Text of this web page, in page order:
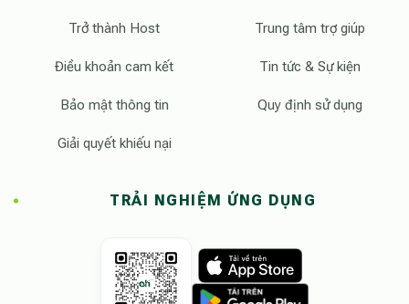
Trở thành Host
Điều khoản cam kết
Bảo mật thông tin
Giải quyết khiếu nại
Trung tâm trợ giúp
Tin tức & Sự kiện
Quy định sử dụng
TRẢI NGHIỆM ỨNG DỤNG